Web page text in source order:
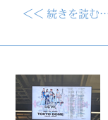
＜＜ 続きを読む